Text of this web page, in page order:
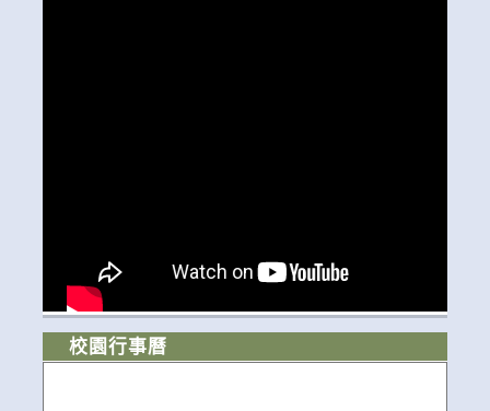
校園行事曆